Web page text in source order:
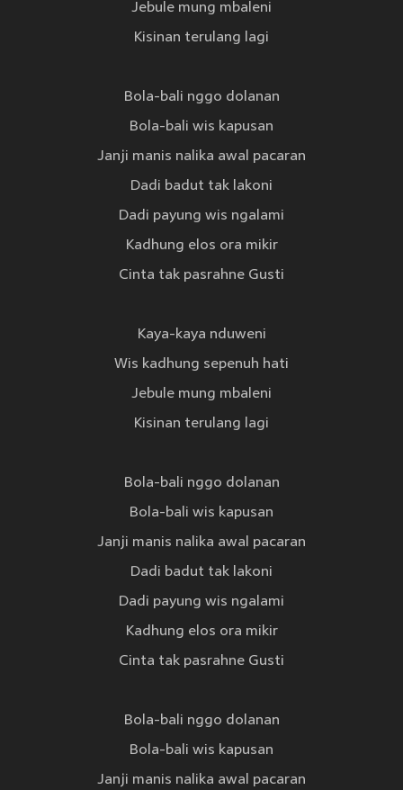
Jebule mung mbaleni
Kisinan terulang lagi
Bola-bali nggo dolanan
Bola-bali wis kapusan
Janji manis nalika awal pacaran
Dadi badut tak lakoni
Dadi payung wis ngalami
Kadhung elos ora mikir
Cinta tak pasrahne Gusti
Kaya-kaya nduweni
Wis kadhung sepenuh hati
Jebule mung mbaleni
Kisinan terulang lagi
Bola-bali nggo dolanan
Bola-bali wis kapusan
Janji manis nalika awal pacaran
Dadi badut tak lakoni
Dadi payung wis ngalami
Kadhung elos ora mikir
Cinta tak pasrahne Gusti
Bola-bali nggo dolanan
Bola-bali wis kapusan
Janji manis nalika awal pacaran